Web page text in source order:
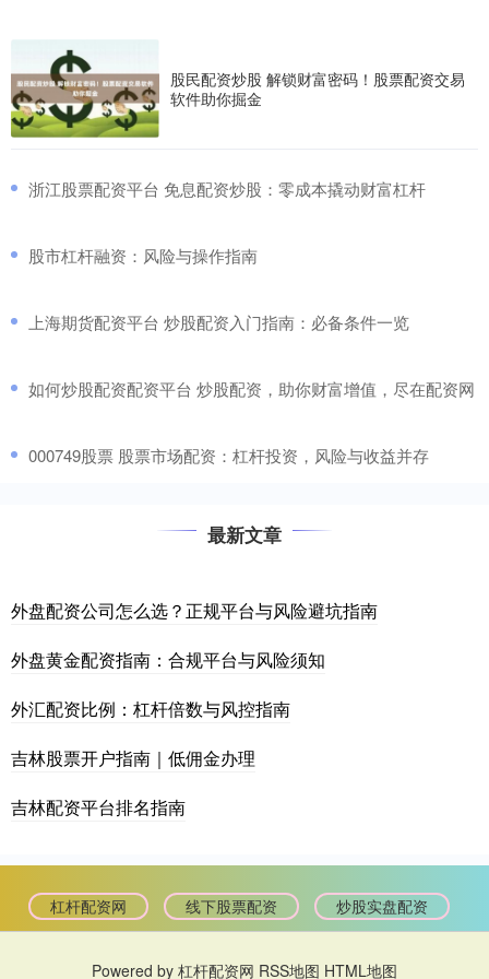
股民配资炒股 解锁财富密码！股票配资交易
软件助你掘金
​浙江股票配资平台 免息配资炒股：零成本撬动财富杠杆
​股市杠杆融资：风险与操作指南
​上海期货配资平台 炒股配资入门指南：必备条件一览
​如何炒股配资配资平台 炒股配资，助你财富增值，尽在配资网
​000749股票 股票市场配资：杠杆投资，风险与收益并存
最新文章
外盘配资公司怎么选？正规平台与风险避坑指南
外盘黄金配资指南：合规平台与风险须知
外汇配资比例：杠杆倍数与风控指南
吉林股票开户指南｜低佣金办理
吉林配资平台排名指南
杠杆配资网 线下股票配资 炒股实盘配资
Powered by 杠杆配资网 RSS地图 HTML地图